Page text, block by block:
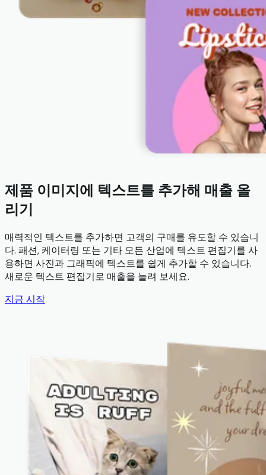
제품 이미지에 텍스트를 추가해 매출 올
리기
매력적인 텍스트를 추가하면 고객의 구매를 유도할 수 있습니
다. 패션, 케이터링 또는 기타 모든 산업에 텍스트 편집기를 사
용하면 사진과 그래픽에 텍스트를 쉽게 추가할 수 있습니다.
새로운 텍스트 편집기로 매출을 늘려 보세요.
지금 시작